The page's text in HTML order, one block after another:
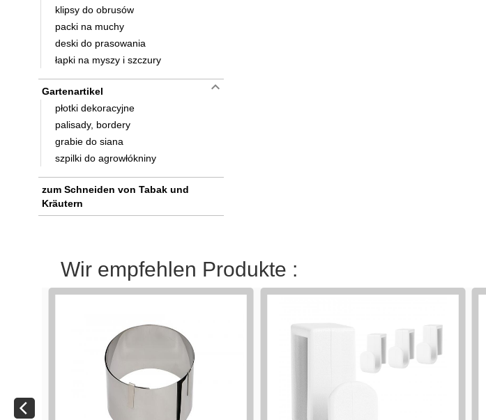
klipsy do obrusów
packi na muchy
deski do prasowania
łapki na myszy i szczury
Gartenartikel keyboard_arrow_down
płotki dekoracyjne
palisady, bordery
grabie do siana
szpilki do agrowłókniny
zum Schneiden von Tabak und
Kräutern
Wir empfehlen Produkte :